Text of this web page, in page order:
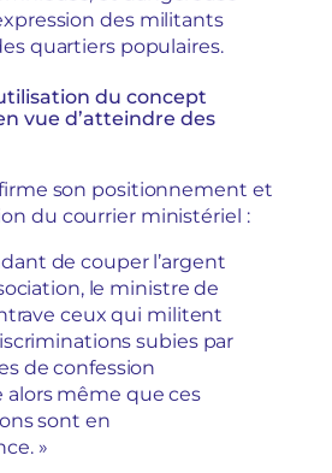
des militants
quartiers populaires.
du concept
vue d’atteindre des
son positionnement et
du courrier ministériel :
de couper l’argent
le ministre de
ceux qui militent
subies par
de confession
même que ces
sont en
»